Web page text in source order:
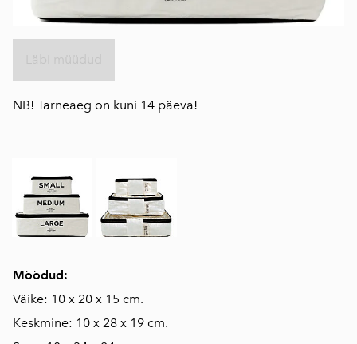
Mõõdud:
Väike: 10 x 20 x 15 cm.
Keskmine: 10 x 28 x 19 cm.
NB! Tarneaeg on kuni 14 päeva!